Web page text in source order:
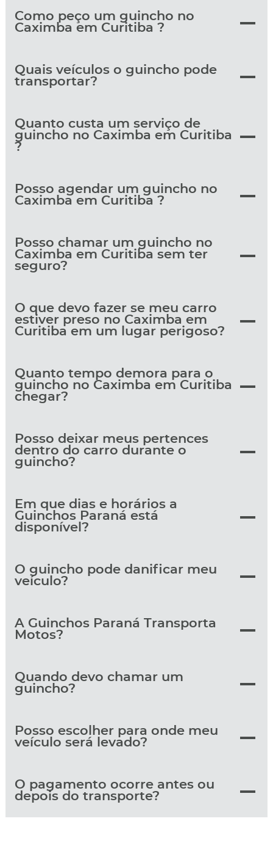
Como peço um guincho no
Caximba em Curitiba ?
Quais veículos o guincho pode
transportar?
Quanto custa um serviço de
guincho no Caximba em Curitiba
?
Posso agendar um guincho no
Caximba em Curitiba ?
Posso chamar um guincho no
Caximba em Curitiba sem ter
seguro?
O que devo fazer se meu carro
estiver preso no Caximba em
Curitiba em um lugar perigoso?
Quanto tempo demora para o
guincho no Caximba em Curitiba
chegar?
Posso deixar meus pertences
dentro do carro durante o
guincho?
Em que dias e horários a
Guinchos Paraná está
disponível?
O guincho pode danificar meu
veículo?
A Guinchos Paraná Transporta
Motos?
Quando devo chamar um
guincho?
Posso escolher para onde meu
veículo será levado?
O pagamento ocorre antes ou
depois do transporte?